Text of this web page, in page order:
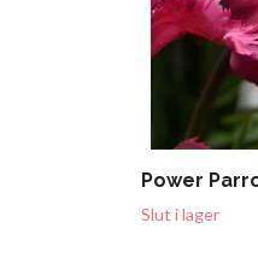
Power
Slut i lager